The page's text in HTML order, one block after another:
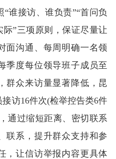
谁接访、谁负责”“首问负
际”三项原则，保证尽量让
面沟通、每周明确一名领
季度每位领导班子成员至
群众来访量显著降低，昆
访16件次(检举控告类6件
通过缩短距离、密切联系
联系，提升群众支持和参
，让信访举报内容更具体